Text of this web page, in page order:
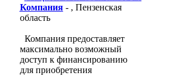
Компания- , Пензенская
область
Компания предоставляет
максимально возможный
доступ к финансированию
для приобретения